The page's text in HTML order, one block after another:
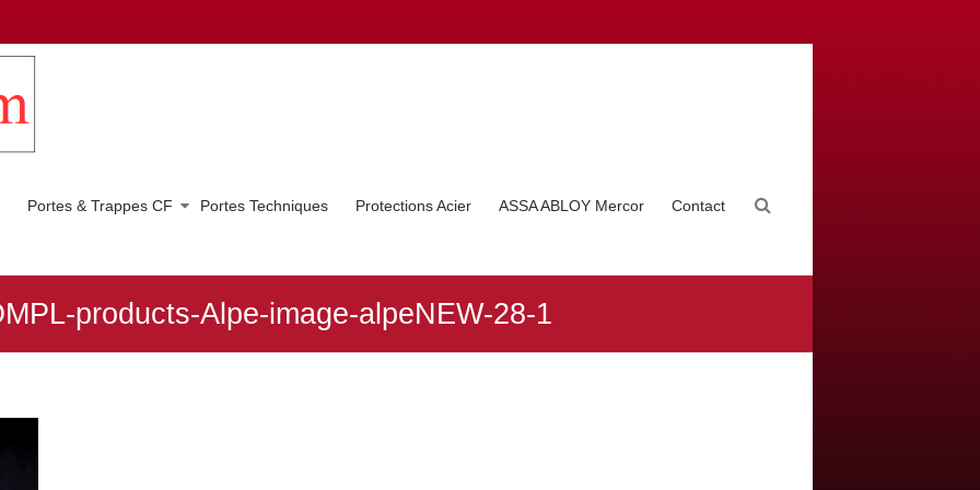
Portes & Trappes CF Portes Techniques Protections Acier ASSA ABLOY Mercor Contact
products-Alpe-image-alpeNEW-28-1